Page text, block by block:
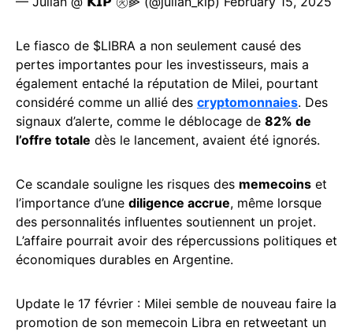
Le fiasco de $LIBRA a non seulement causé des
pertes importantes pour les investisseurs, mais a
également entaché la réputation de Milei, pourtant
considéré comme un allié des cryptomonnaies. Des
signaux d’alerte, comme le déblocage de 82% de
l’offre totale dès le lancement, avaient été ignorés.
Ce scandale souligne les risques des memecoins et
l’importance d’une diligence accrue, même lorsque
des personnalités influentes soutiennent un projet.
L’affaire pourrait avoir des répercussions politiques et
économiques durables en Argentine.
Update le 17 février : Milei semble de nouveau faire la
promotion de son memecoin Libra en retweetant un